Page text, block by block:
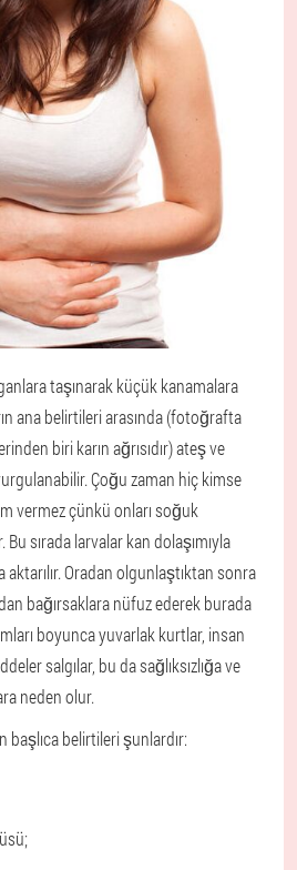
taşınarak küçük kanamalara
ana belirtileri arasında (fotoğrafta
biri karın ağrısıdır) ateş ve
Çoğu zaman hiç kimse
vermez çünkü onları soğuk
Bu sırada larvalar kan dolaşımıyla
Oradan olgunlaştıktan sonra
bağırsaklara nüfuz ederek burada
boyunca yuvarlak kurtlar, insan
salgılar, bu da sağlıksızlığa ve
neden olur.
başlıca belirtileri şunlardır: